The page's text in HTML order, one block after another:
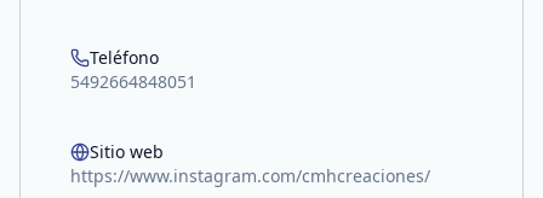
Teléfono
5492664848051
Sitio web
https://www.instagram.com/cmhcreaciones/